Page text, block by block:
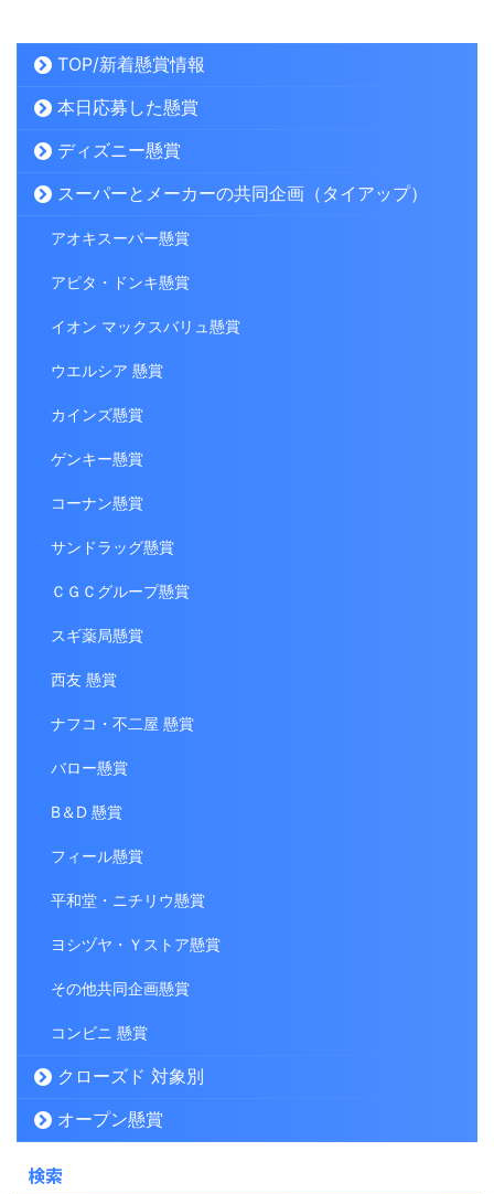
TOP/新着懸賞情報
本日応募した懸賞
ディズニー懸賞
スーパーとメーカーの共同企画（タイアップ）
アオキスーパー懸賞
アピタ・ドンキ懸賞
イオン マックスバリュ懸賞
ウエルシア 懸賞
カインズ懸賞
ゲンキー懸賞
コーナン懸賞
サンドラッグ懸賞
ＣＧＣグループ懸賞
スギ薬局懸賞
西友 懸賞
ナフコ・不二屋 懸賞
バロー懸賞
B＆D 懸賞
フィール懸賞
平和堂・ニチリウ懸賞
ヨシヅヤ・Ｙストア懸賞
その他共同企画懸賞
コンビニ 懸賞
クローズド 対象別
オープン懸賞
検索